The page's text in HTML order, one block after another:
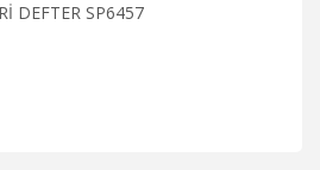
DEFTER SP6457